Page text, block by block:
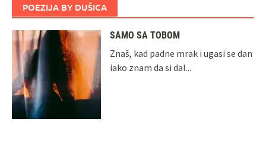
POEZIJA BY DUŠICA
SAMO SA TOBOM
Znaš, kad padne mrak i ugasi se dan
iako znam da si dal...